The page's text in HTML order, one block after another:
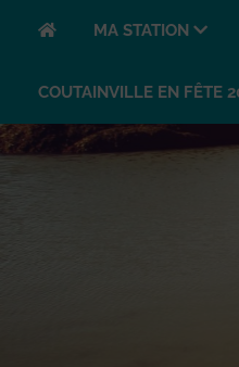
MA STATION
COUTAINVILLE EN FÊTE